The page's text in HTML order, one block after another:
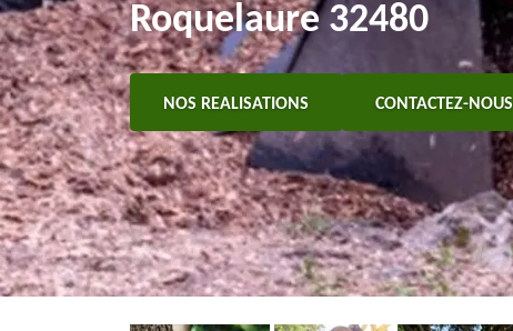
Roquelaure 32480
NOS REALISATIONS CONTACTEZ-NOUS